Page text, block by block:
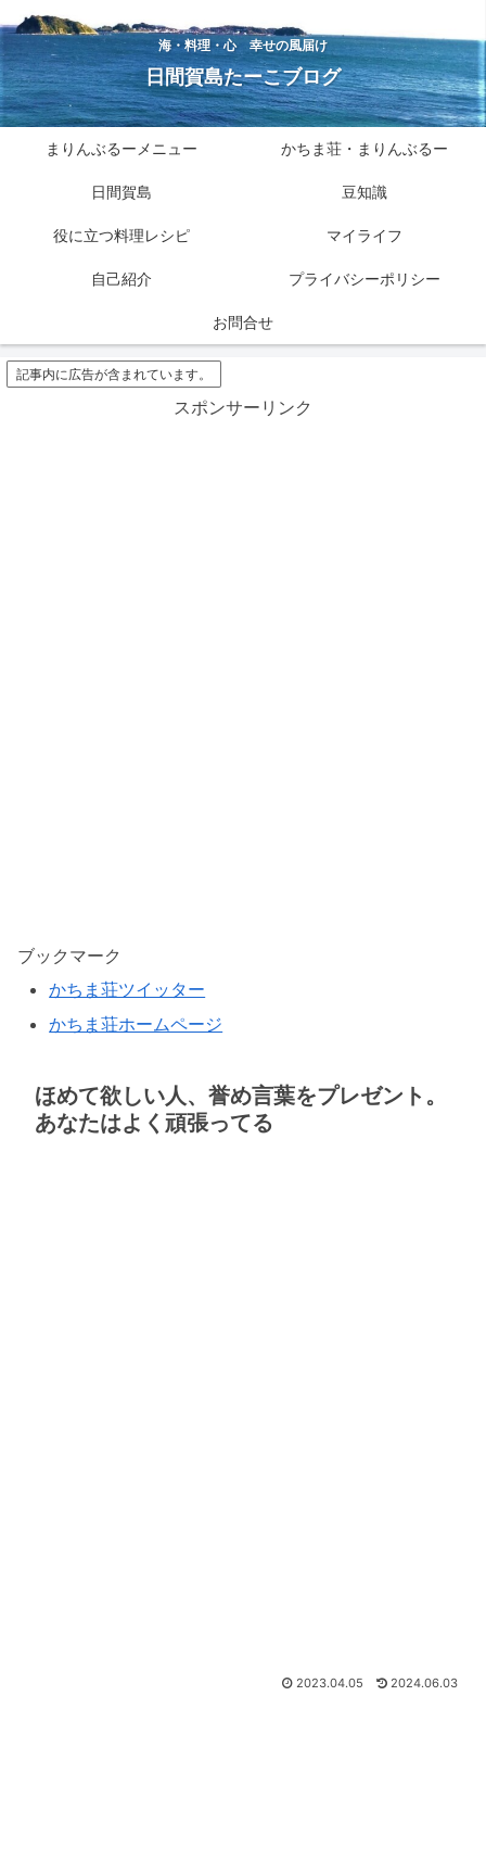
海・料理・心 幸せの風届け
日間賀島たーこブログ
まりんぶるーメニュー かちま荘・まりんぶるー
日間賀島 豆知識
役に立つ料理レシピ マイライフ
自己紹介 プライバシーポリシー
お問合せ
記事内に広告が含まれています。
スポンサーリンク
ブックマーク
かちま荘ツイッター
かちま荘ホームページ
ほめて欲しい人、誉め言葉をプレゼント。
あなたはよく頑張ってる
2023.04.05 2024.06.03